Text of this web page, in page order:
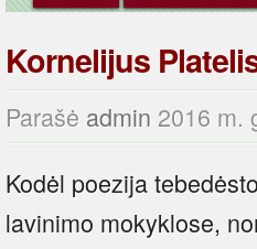
Kornelijus
Parašė admin 2016 m.
Kodėl poezija
lavinimo mokyklose,